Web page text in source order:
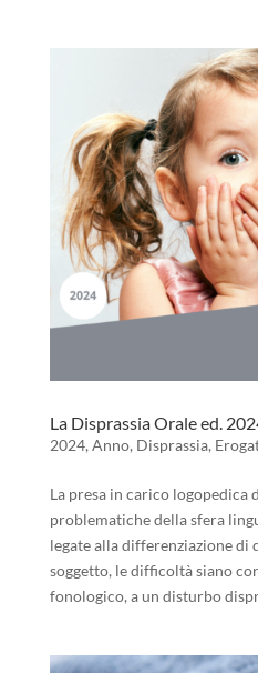
La Disprassia Orale ed.
2024, Anno, Disprassia,
La presa in carico logopedica
problematiche della sfera
legate alla differenziazione di
soggetto, le difficoltà siano
fonologico, a un disturbo